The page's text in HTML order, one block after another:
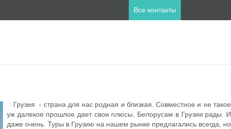
Все контакты
Италия
Катар
Куба
Мальдивы
Грузия - страна для нас родная и близкая. Совместное и не такое
уж далекое прошлое дает свои плюсы. Белорусам в Грузии рады. И
даже очень. Туры в Грузию на нашем рынке предлагались всегда, но